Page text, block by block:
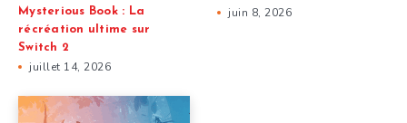
Mysterious Book : La
récréation ultime sur
Switch 2
juillet 14, 2026
juin 8, 2026